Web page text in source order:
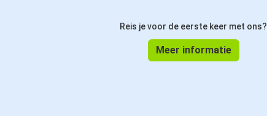
Reis je voor de eerste keer met ons?
Meer informatie